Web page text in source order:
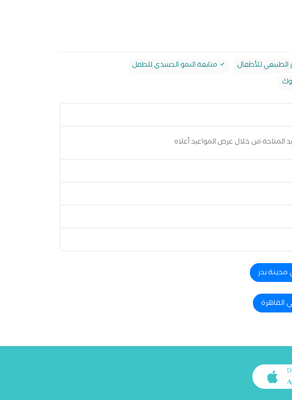
الطبيعي للأطفال
متابعة النمو الجسدي للطفل
بدر
القاهرة